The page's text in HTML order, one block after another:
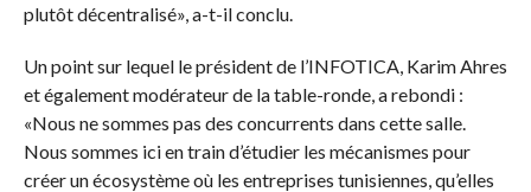
plutôt décentralisé», a-t-il conclu.
Un point sur lequel le président de l’INFOTICA, Karim Ahres
et également modérateur de la table-ronde, a rebondi :
«Nous ne sommes pas des concurrents dans cette salle.
Nous sommes ici en train d’étudier les mécanismes pour
créer un écosystème où les entreprises tunisiennes, qu’elles